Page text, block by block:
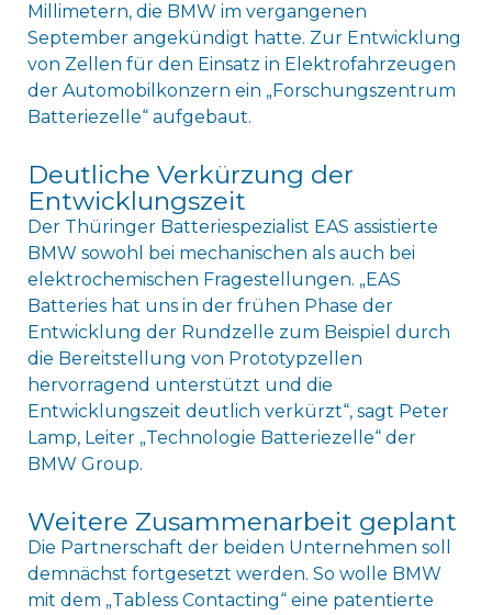
Millimetern, die BMW im vergangenen
September angekündigt hatte. Zur Entwicklung
von Zellen für den Einsatz in Elektrofahrzeugen
der Automobilkonzern ein „Forschungszentrum
Batteriezelle“ aufgebaut.
Deutliche Verkürzung der
Entwicklungszeit
Der Thüringer Batteriespezialist EAS assistierte
BMW sowohl bei mechanischen als auch bei
elektrochemischen Fragestellungen. „EAS
Batteries hat uns in der frühen Phase der
Entwicklung der Rundzelle zum Beispiel durch
die Bereitstellung von Prototypzellen
hervorragend unterstützt und die
Entwicklungszeit deutlich verkürzt“, sagt Peter
Lamp, Leiter „Technologie Batteriezelle“ der
BMW Group.
Weitere Zusammenarbeit geplant
Die Partnerschaft der beiden Unternehmen soll
demnächst fortgesetzt werden. So wolle BMW
mit dem „Tabless Contacting“ eine patentierte